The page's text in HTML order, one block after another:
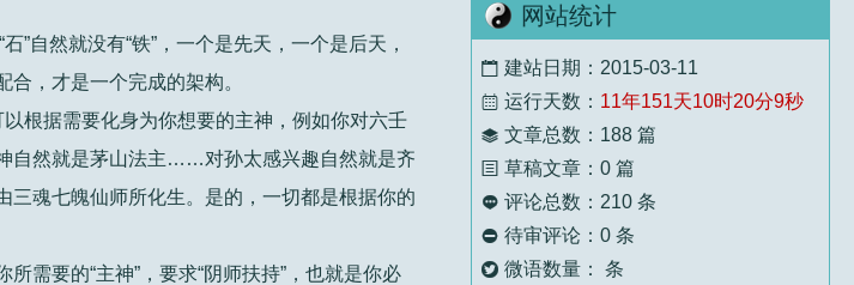
”自然就没有“铁”，一个是先天，一个是后天，
，才是一个完成的架构。
以根据需要化身为你想要的主神，例如你对六壬
自然就是茅山法主……对孙太感兴趣自然就是齐
魂七魄仙师所化生。是的，一切都是根据你的
需要的“主神”，要求“阴师扶持”，也就是你必
壬师父还是太委婉慈悲了！下次去湛江拜见
师...
顾九山
标题：浅谈六壬法的几种过教方式
老师，晚辈顺走，您慈悲。
顾九山
网站统计
 建站日期：2015-03-11
 运行天数： 11年151天10时20分11秒
 文章总数：188 篇
 草稿文章：0 篇
 评论总数：210 条
 待审评论：0 条
 微语数量： 条